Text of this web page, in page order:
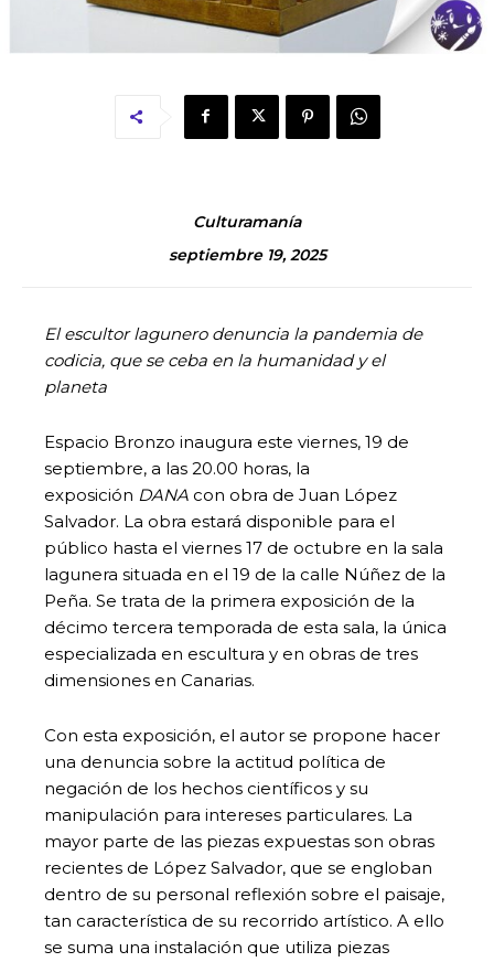
Culturamanía
septiembre 19, 2025
El escultor lagunero denuncia la pandemia de
codicia, que se ceba en la humanidad y el
planeta
Espacio Bronzo inaugura este viernes, 19 de
septiembre, a las 20.00 horas, la
exposición DANA con obra de Juan López
Salvador. La obra estará disponible para el
público hasta el viernes 17 de octubre en la sala
lagunera situada en el 19 de la calle Núñez de la
Peña. Se trata de la primera exposición de la
décimo tercera temporada de esta sala, la única
especializada en escultura y en obras de tres
dimensiones en Canarias.
Con esta exposición, el autor se propone hacer
una denuncia sobre la actitud política de
negación de los hechos científicos y su
manipulación para intereses particulares. La
mayor parte de las piezas expuestas son obras
recientes de López Salvador, que se engloban
dentro de su personal reflexión sobre el paisaje,
tan característica de su recorrido artístico. A ello
se suma una instalación que utiliza piezas